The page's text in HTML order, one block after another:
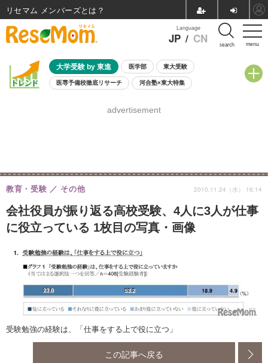
menu
Language
JP / CN search
大学受験 by 東進 医学部 東大受験
医専予備校徹底リサーチ 河合塾×東大特集
8月開催学校説明会・相談会
advertisement
会社役員が振り返る高校受験、4人に3人が仕事
に役立っている 1枚目の写真・画像
教育・受験 その他 2010.11.24（水） 16:14
受験勉強の経験は、「仕事をする上で役に立つ」
この記事へ戻る
リセマム メンバーズ